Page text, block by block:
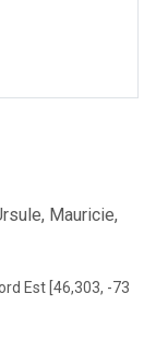
Mauricie,
Est [46,303, -